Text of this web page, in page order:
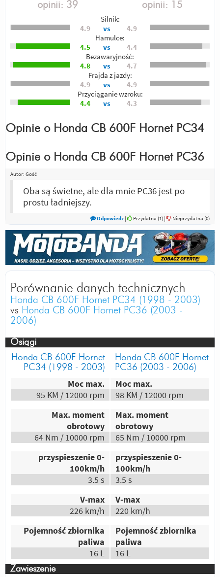
opinii: 39
opinii:
15
Silnik:
4.9
vs
4.9
Hamulce:
4.5
vs
4.4
Bezawaryjność:
4.8
vs
4.7
Frajda z jazdy:
4.9
vs
4.9
Przyciąganie wzroku:
4.4
vs 4.3
Opinie o Honda CB 600F Hornet PC34
Opinie o Honda CB 600F Hornet PC36
Autor: Gość
Oba są świetne, ale dla mnie PC36 jest po
prostu ładniejszy.
Odpowiedz | Przydatna (1) | Nieprzydatna (0)
Porównanie danych technicznych
Honda CB 600F Hornet PC34 (1998 - 2003)
vs Honda CB 600F Hornet PC36 (2003 -
2006)
Osiągi
Honda CB 600F Hornet
PC34 (1998 - 2003)
Honda CB 600F Hornet
PC36 (2003 - 2006)
Moc max.
95 KM / 12000 rpm
98 KM / 12000 rpm
Moc max.
Max. moment
obrotowy
64 Nm / 10000 rpm
65 Nm / 10000 rpm
Max. moment
obrotowy
przyspieszenie 0-
100km/h
3.5 s
3.5 s
przyspieszenie 0-
100km/h
V-max
226 km/h
220 km/h
V-max
Pojemność zbiornika
paliwa
16 L
16 L
Pojemność zbiornika
paliwa
Zawieszenie